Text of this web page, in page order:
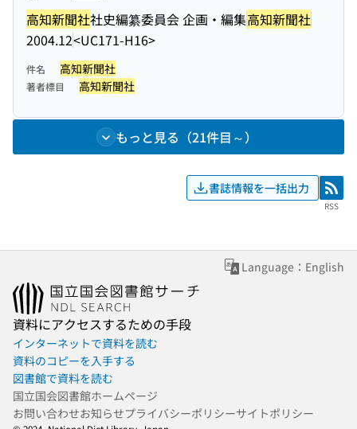
高知新聞社社史編纂委員会 企画・編集高知新聞社
2004.12<UC171-H16>
件名 高知新聞社
著者標目 高知新聞社
もっと見る（21件目～）
書誌情報を一括出力 RSS
RSS
Language：English
資料にアクセスするための手段
インターネットで資料を読む
資料のコピーを入手する
図書館で資料を読む
国立国会図書館ホームページ
お問い合わせお知らせプライバシーポリシーサイトポリシー